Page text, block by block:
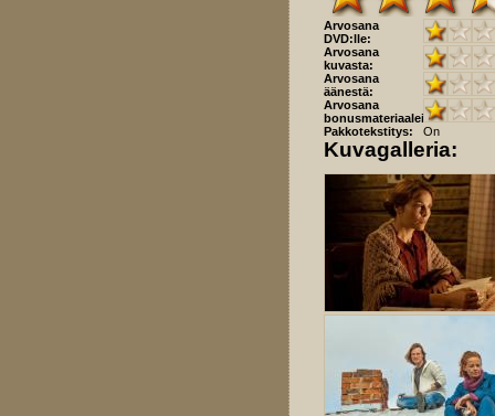
Arvosana
DVD:lle:
Arvosana
kuvasta:
Arvosana
äänestä:
Arvosana
bonusmateriaaleista:
Pakkotekstitys:
On
Kuvagalleria: